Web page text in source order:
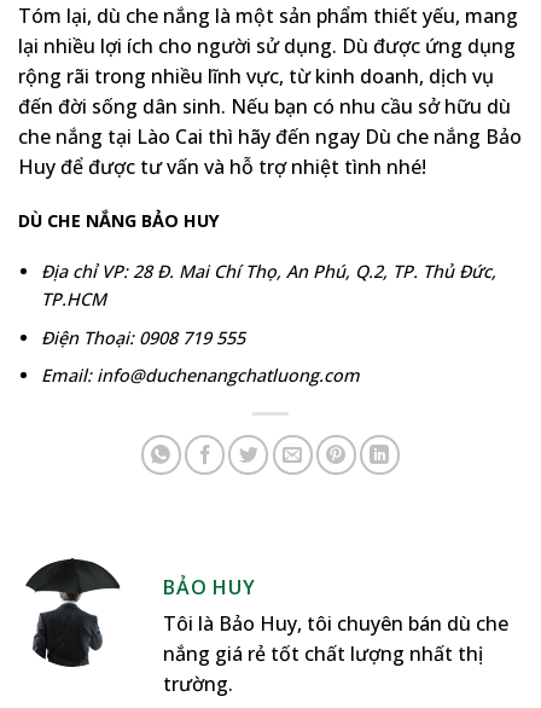
Tóm lại, dù che nắng là một sản phẩm thiết yếu, mang
lại nhiều lợi ích cho người sử dụng. Dù được ứng dụng
rộng rãi trong nhiều lĩnh vực, từ kinh doanh, dịch vụ
đến đời sống dân sinh. Nếu bạn có nhu cầu sở hữu dù
che nắng tại Lào Cai thì hãy đến ngay Dù che nắng Bảo
Huy để được tư vấn và hỗ trợ nhiệt tình nhé!
DÙ CHE NẮNG BẢO HUY
Địa chỉ VP: 28 Đ. Mai Chí Thọ, An Phú, Q.2, TP. Thủ Đức,
TP.HCM
Điện Thoại: 0908 719 555
Email: info@duchenangchatluong.com
BẢO HUY
Tôi là Bảo Huy, tôi chuyên bán dù che
nắng giá rẻ tốt chất lượng nhất thị
trường.